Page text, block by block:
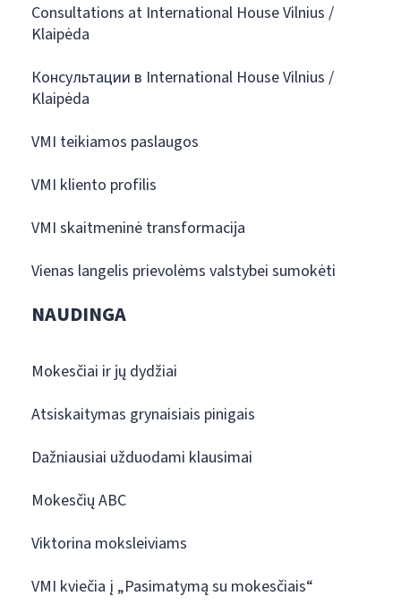
Consultations at International House Vilnius /
Klaipėda
Консультации в International House Vilnius /
Klaipėda
VMI teikiamos paslaugos
VMI kliento profilis
VMI skaitmeninė transformacija
Vienas langelis prievolėms valstybei sumokėti
NAUDINGA
Mokesčiai ir jų dydžiai
Atsiskaitymas grynaisiais pinigais
Dažniausiai užduodami klausimai
Mokesčių ABC
Viktorina moksleiviams
VMI kviečia į „Pasimatymą su mokesčiais“